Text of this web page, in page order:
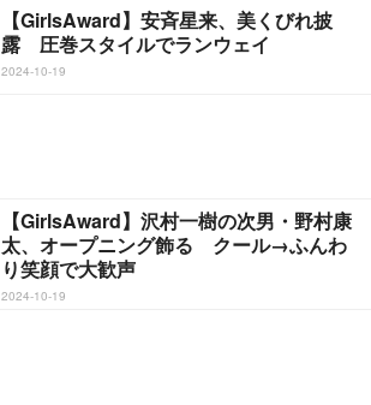
【GirlsAward】安斉星来、美くびれ披
露 圧巻スタイルでランウェイ
2024-10-19
【GirlsAward】沢村一樹の次男・野村康
太、オープニング飾る クール→ふんわ
り笑顔で大歓声
2024-10-19